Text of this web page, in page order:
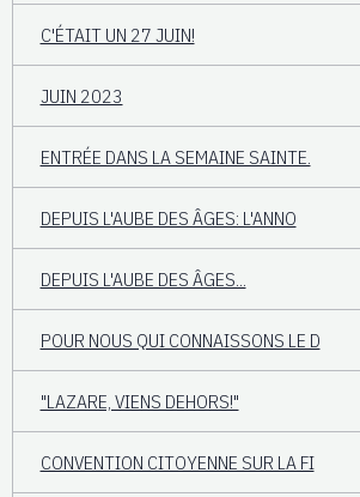
C'ÉTAIT UN 27 JUIN!
JUIN 2023
ENTRÉE DANS LA SEMAINE SAINTE.
DEPUIS L'AUBE DES ÂGES: L'ANNO
DEPUIS L'AUBE DES ÂGES...
POUR NOUS QUI CONNAISSONS LE D
"LAZARE, VIENS DEHORS!"
CONVENTION CITOYENNE SUR LA FI